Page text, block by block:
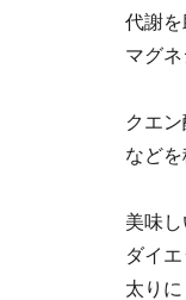
代謝を
マグ
バ
クエ
などを
美味
ダイ
太り